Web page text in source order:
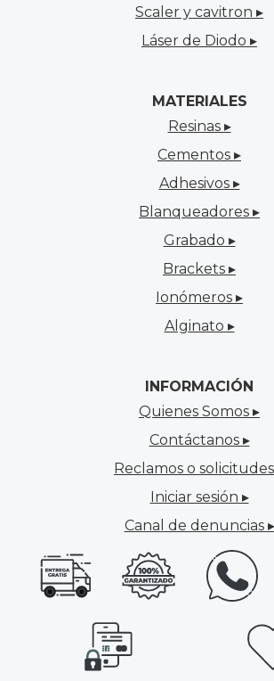
Scaler y cavitron ▸
Láser de Diodo ▸
MATERIALES
Resinas ▸
Cementos ▸
Adhesivos ▸
Blanqueadores ▸
Grabado ▸
Brackets ▸
Ionómeros ▸
Alginato ▸
INFORMACIÓN
Quienes Somos ▸
Contáctanos ▸
Reclamos o
Iniciar sesión ▸
Canal de denuncias ▸